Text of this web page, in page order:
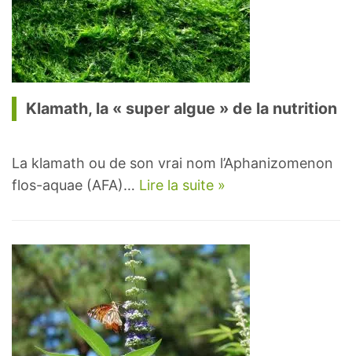
Klamath, la « super algue » de la nutrition
La klamath ou de son vrai nom l’Aphanizomenon
flos-aquae (AFA)… Lire la suite »